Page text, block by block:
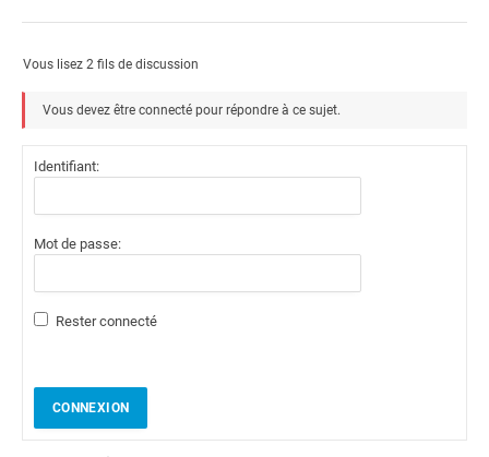
Vous lisez 2 fils de discussion
Vous devez être connecté pour répondre à ce sujet.
Identifiant:
Mot de passe:
Rester connecté
CONNEXION